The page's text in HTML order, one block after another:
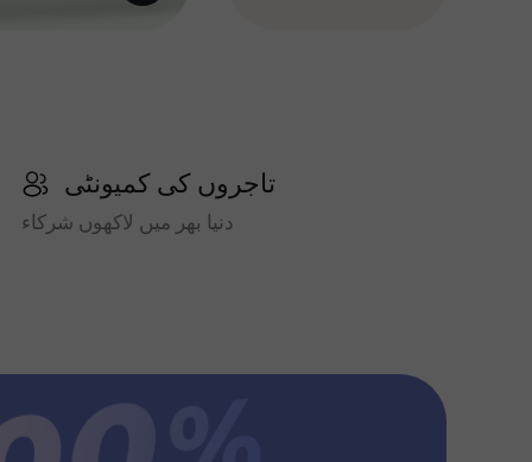
تاجروں کی کمیونٹی
دنیا بھر میں لاکھوں شرکاء